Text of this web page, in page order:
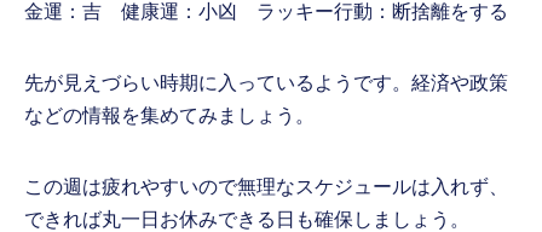
金運：吉 健康運：小凶 ラッキー行動：断捨離をする
先が見えづらい時期に入っているようです。経済や政策
などの情報を集めてみましょう。
この週は疲れやすいので無理なスケジュールは入れず、
できれば丸一日お休みできる日も確保しましょう。